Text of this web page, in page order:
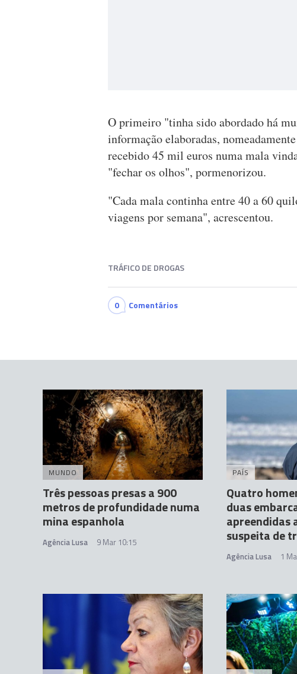
O primeiro "tinha sido abordado há
informação elaboradas,
recebido 45 mil euros numa mala
"fechar os olhos", pormenorizou.
"Cada mala continha entre 40 a 60
viagens por semana", acrescentou.
TRÁFICO DE DROGAS
0 Comentários
MUNDO
Três pessoas presas a 900
metros de profundidade numa
mina espanhola
Agência Lusa 9 Mar 10:15
PAÍS
Quatro
duas
apreendidas
suspeita de
Agência Lusa 1